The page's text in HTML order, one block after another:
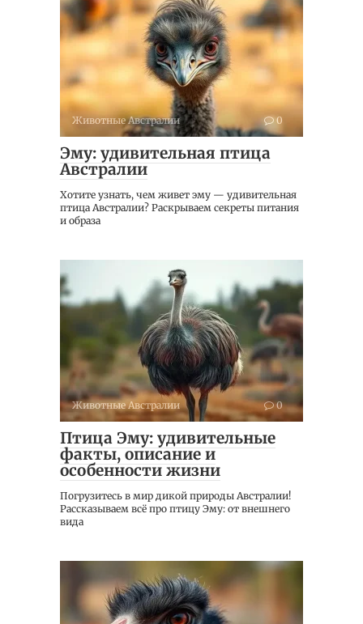
Животные Австралии 0
Эму: удивительная птица
Австралии
Хотите узнать, чем живет эму — удивительная
птица Австралии? Раскрываем секреты питания
и образа
Животные Австралии 0
Птица Эму: удивительные
факты, описание и
особенности жизни
Погрузитесь в мир дикой природы Австралии!
Рассказываем всё про птицу Эму: от внешнего
вида